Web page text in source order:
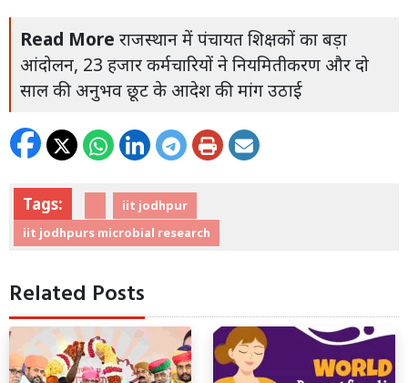
Read More राजस्थान में पंचायत शिक्षकों का बड़ा
आंदोलन, 23 हजार कर्मचारियों ने नियमितीकरण और दो
साल की अनुभव छूट के आदेश की मांग उठाई
Tags:
iit jodhpur
iit jodhpurs microbial research
Related Posts